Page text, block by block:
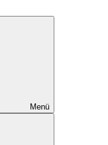
Menü